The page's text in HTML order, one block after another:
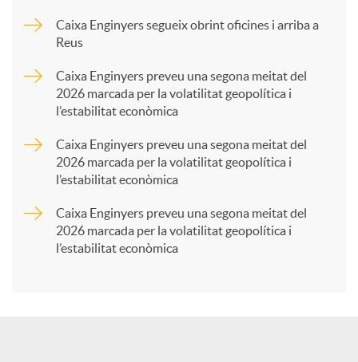
p
a
Caixa Enginyers segueix obrint oficines i arriba a
Reus
Caixa Enginyers preveu una segona meitat del
2026 marcada per la volatilitat geopolítica i
l’estabilitat econòmica
Caixa Enginyers preveu una segona meitat del
2026 marcada per la volatilitat geopolítica i
l’estabilitat econòmica
Caixa Enginyers preveu una segona meitat del
2026 marcada per la volatilitat geopolítica i
l’estabilitat econòmica